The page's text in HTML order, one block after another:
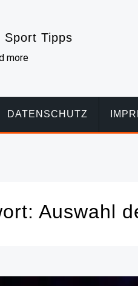
Tipps
more
DATENSCHUTZ
Auswahl